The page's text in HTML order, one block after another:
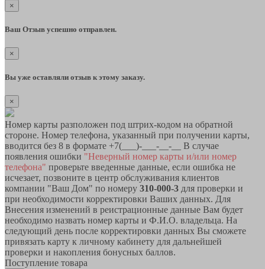
×
Ваш Отзыв успешно отправлен.
×
Вы уже оставляли отзыв к этому заказу.
×
Номер карты разположен под штрих-кодом на обратной
стороне. Номер телефона, указанный при получении карты,
вводится без 8 в формате +7(___)-___-__-__ В случае
появления ошибки "Неверный номер карты и/или номер
телефона" проверьте введенные данные, если ошибка не
исчезает, позвоните в центр обслуживания клиентов
компании "Ваш Дом" по номеру 310-000-3 для проверки и
при необходимости корректировки Ваших данных. Для
Внесения изменений в реистрационные данные Вам будет
необходимо назвать номер карты и Ф.И.О. владельца. На
следующий день после корректировки данных Вы сможете
привязать карту к личному кабинету для дальнейшей
проверки и накопления бонусных баллов.
Поступление товара